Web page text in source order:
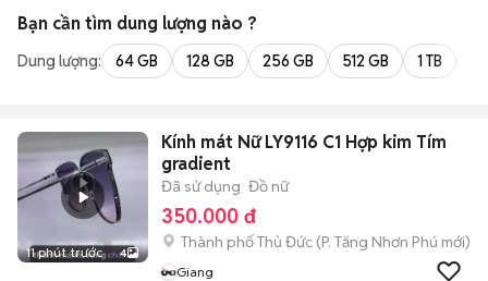
Bạn cần tìm dung lượng nào ?
Dung lượng: 64 GB 128 GB 256 GB 512 GB 1 TB
11 phút trước 4
Kính mát Nữ LY9116 C1 Hợp kim Tím
gradient
Đã sử dụng Đồ nữ
350.000 đ
Thành phố Thủ Đức (P. Tăng Nhơn Phú mới)
Giang